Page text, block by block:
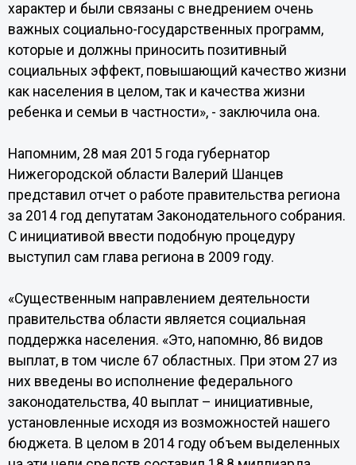
характер и были связаны с внедрением очень
важных социально-государственных программ,
которые и должны приносить позитивный
социальных эффект, повышающий качество жизни
как населения в целом, так и качества жизни
ребенка и семьи в частности», - заключила она.
Напомним, 28 мая 2015 года губернатор
Нижегородской области Валерий Шанцев
представил отчет о работе правительства региона
за 2014 год депутатам Законодательного собрания.
С инициативой ввести подобную процедуру
выступил сам глава региона в 2009 году.
«Существенным направлением деятельности
правительства области является социальная
поддержка населения. «Это, напомню, 86 видов
выплат, в том числе 67 областных. При этом 27 из
них введены во исполнение федерального
законодательства, 40 выплат – инициативные,
установленные исходя из возможностей нашего
бюджета. В целом в 2014 году объем выделенных